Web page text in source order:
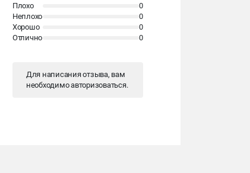
Плохо
0
Неплохо
0
Хорошо
0
Отлично
0
Для написания отзыва, вам
необходимоавторизоваться.